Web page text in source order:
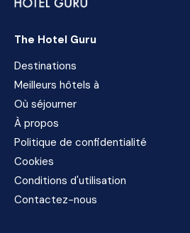
The Hotel Guru
Destinations
Meilleurs hôtels à
Où séjourner
À propos
Politique de confidentialité
Cookies
Conditions d'utilisation
Contactez-nous